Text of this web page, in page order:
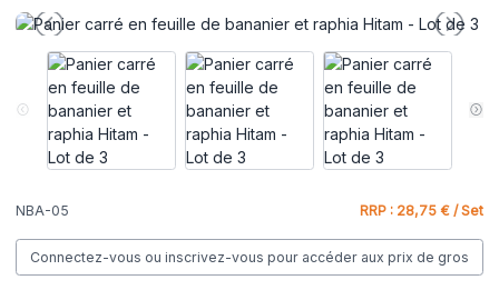
NBA-05 RRP : 28,75 € / Set
Connectez-vous ou inscrivez-vous pour accéder aux prix de gros